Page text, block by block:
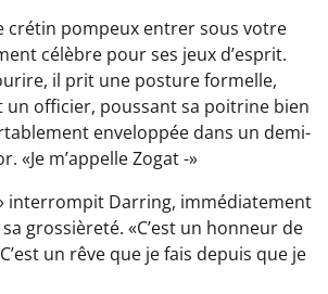
crétin pompeux entrer sous votre
célèbre pour ses jeux d’esprit.
il prit une posture formelle,
un officier, poussant sa poitrine bien
enveloppée dans un demi-
«Je m’appelle Zogat -»
interrompit Darring, immédiatement
grossièreté. «C’est un honneur de
un rêve que je fais depuis que je